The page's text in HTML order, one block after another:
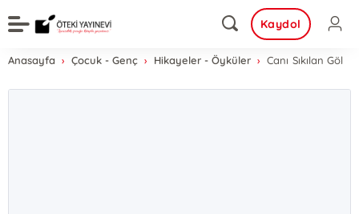
Kaydol
Anasayfa Çocuk - Genç Hikayeler - Öyküler Canı Sıkılan Göl